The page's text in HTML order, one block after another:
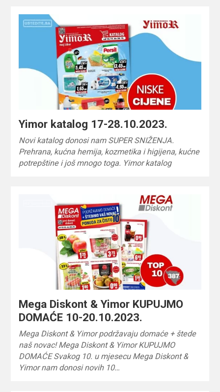
Yimor katalog 17-28.10.2023.
Novi katalog donosi nam SUPER SNIŽENJA.
Prehrana, kućna hemija, kozmetika i higijena, kućne
potrepštine i još mnogo toga. Yimor katalog
Mega Diskont & Yimor KUPUJMO
DOMAĆE 10-20.10.2023.
Mega Diskont & Yimor podržavaju domaće + štede
naš novac! Mega Diskont & Yimor KUPUJMO
DOMAĆE Svakog 10. u mjesecu Mega Diskont &
Yimor nam donosi novih 10…